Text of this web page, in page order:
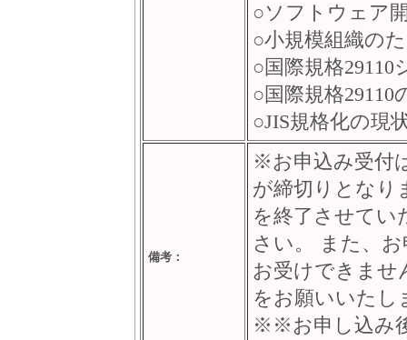
○ソフトウェア
○小規模組織の
○国際規格29110
○国際規格29110
○JIS規格化の現
備考：
※お申込み受付
が締切りとなり
を終了させてい
さい。 また、
お受けできませ
をお願いいたし
※※お申し込み